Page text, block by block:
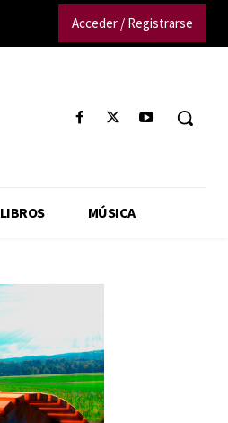
Acceder / Registrarse
LIBROS MÚSICA